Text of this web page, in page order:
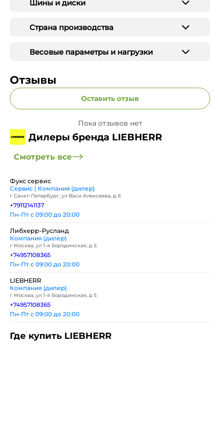
Шины и диски
Страна производства
Весовые параметры и нагрузки
Отзывы
Оставить отзыв
Пока отзывов нет
Дилеры бренда LIEBHERR
Смотреть все
Фукс сервис
Сервис | Компания (дилер)
г Санкт-Петербург, ул Васи Алексеева, д 6
+79112141137
Пн-Пт с 09:00 до 20:00
Либхерр-Русланд
Компания (дилер)
г Москва, ул 1-я Бородинская, д 5
+74957108365
Пн-Пт с 09:00 до 20:00
LIEBHERR
Компания (дилер)
г Москва, ул 1-я Бородинская, д 5
+74957108365
Пн-Пт с 09:00 до 20:00
Где купить LIEBHERR